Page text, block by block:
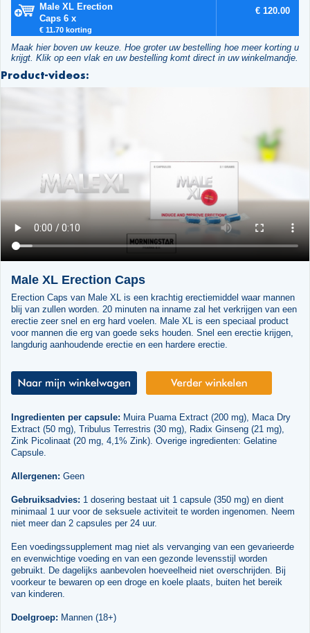
Male XL Erection
Caps 6 x
€ 11.70 korting
€ 120.00
Maak hier boven uw keuze. Hoe groter uw bestelling hoe meer korting u
krijgt. Klik op een vlak en uw bestelling komt direct in uw winkelmandje.
Product-videos:
Male XL Erection Caps
Erection Caps van Male XL is een krachtig erectiemiddel waar mannen
blij van zullen worden. 20 minuten na inname zal het verkrijgen van een
erectie zeer snel en erg hard voelen. Male XL is een speciaal product
voor mannen die erg van goede seks houden. Snel een erectie krijgen,
langdurig aanhoudende erectie en een hardere erectie.
Ingredienten per capsule: Muira Puama Extract (200 mg), Maca Dry
Extract (50 mg), Tribulus Terrestris (30 mg), Radix Ginseng (21 mg),
Zink Picolinaat (20 mg, 4,1% Zink). Overige ingredienten: Gelatine
Capsule.
Allergenen: Geen
Gebruiksadvies: 1 dosering bestaat uit 1 capsule (350 mg) en dient
minimaal 1 uur voor de seksuele activiteit te worden ingenomen. Neem
niet meer dan 2 capsules per 24 uur.
Een voedingssupplement mag niet als vervanging van een gevarieerde
en evenwichtige voeding en van een gezonde levensstijl worden
gebruikt. De dagelijks aanbevolen hoeveelheid niet overschrijden. Bij
voorkeur te bewaren op een droge en koele plaats, buiten het bereik
van kinderen.
Doelgroep: Mannen (18+)